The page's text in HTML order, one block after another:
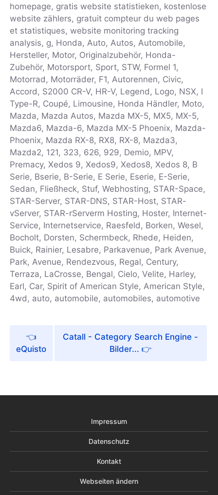
homepage, gratis website statistieken, kostenlose
website zählers, gratuit compteur du web pages
et statistiques, website monitoring tracking
analysis, g, Honda, Auto, Autos, Automobile,
Hersteller, Motor, Originalzubehör, Honda-
Zubehör, Motorsport, Sport, STW, Formel 1,
Motorrad, Motorräder, F1, Autorennen, Civic,
Accord, S2000 CR-V, HR-V, Legend, Logo, NSX, I
Type-R, Coupé, Limousine, Honda Händler, Moto,
Mazda, Mazda Autos, Mazda MX-5, MX5, MX-5,
Mazda6, Mazda-6, Mazda MX-5 Phoenix, Mazda-
Phoenix, Mazda RX-8, RX8, RX-8, Mazda3,
Mazda2, 121, 323, 626, 929, Demio, MPV,
Premacy, Xedos 9, Xedos9, Xedos8, Xedos 8, B
Serie, Bserie, B-Serie, E Serie, Eserie, E-Serie,
Sedan, Fließheck, Stuf, Webhosting, STAR-Space,
STAR-Server, STAR-DNS, STAR-Host, STAR-
vServer, STAR-rServerm Hosting, Hoster, Internet-
Service, Internetservice, Raesfeld, Borken, Wesel,
Bocholt, Dorsten, Schermbeck, Rhede, Heiden,
Buick, Rainier, Lesabre, Parkavenue, Park Avenue,
Park, Avenue, Rendezvous, Regal, Century,
Terraza, LaCrosse, Bengal, Cielo, Velite, Harley,
Earl, Car, Spirit of American Style, American Style,
4wd, auto, automobile, automobiles, automotive
eQuisto
Catall - Category Search Engine -
Bilder...
Impressum
Datenschutz
Kontakt
Webseiten ändern